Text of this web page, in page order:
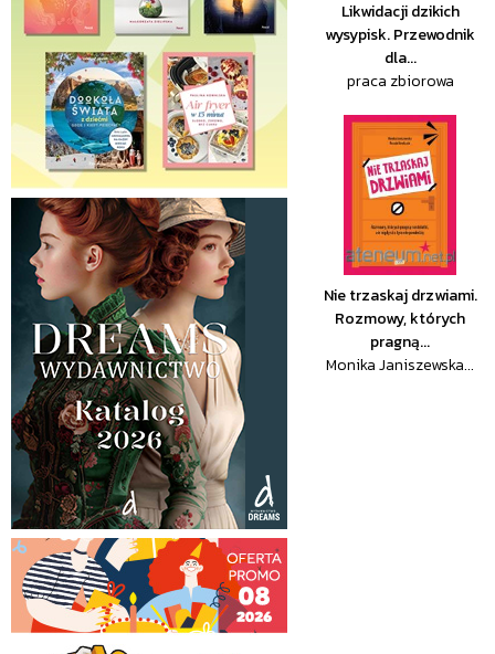
Likwidacji dzikich
wysypisk. Przewodnik
dla...
praca zbiorowa
Nie trzaskaj drzwiami.
Rozmowy, których
pragną...
Monika Janiszewska...